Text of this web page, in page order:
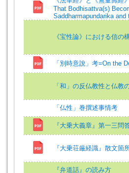
That Bodhisattva(s)
Saddharmapundarika
《宝性論》における信の
「別時意說」考=On the
「和」の反仏教性と仏教
「仏性」巻撰述事情考
『大乗大義章』第一三問
『大乗荘厳経識』散文箇
『弁道話』の読み方